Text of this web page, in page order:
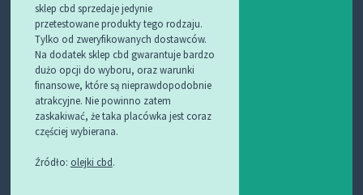
sklep cbd sprzedaje jedynie
przetestowane produkty tego rodzaju.
Tylko od zweryfikowanych dostawców.
Na dodatek sklep cbd gwarantuje bardzo
dużo opcji do wyboru, oraz warunki
finansowe, które są nieprawdopodobnie
atrakcyjne. Nie powinno zatem
zaskakiwać, że taka placówka jest coraz
częściej wybierana.
Źródło: olejki cbd.